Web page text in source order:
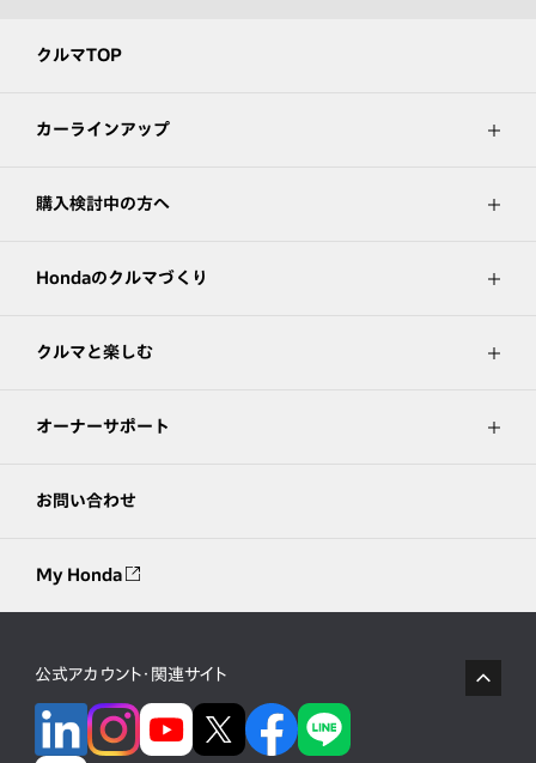
クルマTOP
カーラインアップ
購入検討中の方へ
Hondaのクルマづくり
クルマと楽しむ
オーナーサポート
お問い合わせ
My Honda
公式アカウント・関連サイト